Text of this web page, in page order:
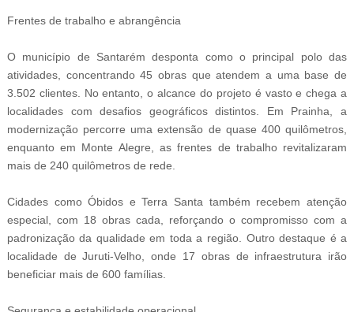
Frentes de trabalho e abrangência
O município de Santarém desponta como o principal polo das
atividades, concentrando 45 obras que atendem a uma base de
3.502 clientes. No entanto, o alcance do projeto é vasto e chega a
localidades com desafios geográficos distintos. Em Prainha, a
modernização percorre uma extensão de quase 400 quilômetros,
enquanto em Monte Alegre, as frentes de trabalho revitalizaram
mais de 240 quilômetros de rede.
Cidades como Óbidos e Terra Santa também recebem atenção
especial, com 18 obras cada, reforçando o compromisso com a
padronização da qualidade em toda a região. Outro destaque é a
localidade de Juruti-Velho, onde 17 obras de infraestrutura irão
beneficiar mais de 600 famílias.